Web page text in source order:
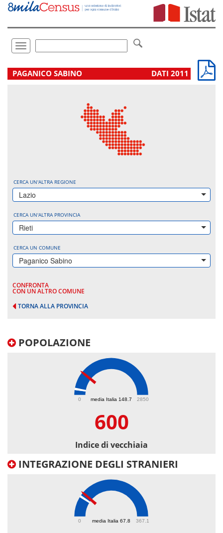
Vai
direttamente
Toggle
navigation
.
PAGANICO SABINO DATI 2011
CERCA UN'ALTRA REGIONE
Lazio
CERCA UN'ALTRA PROVINCIA
Rieti
CERCA UN COMUNE
Paganico Sabino
CONFRONTA
CON UN ALTRO COMUNE
TORNA ALLA PROVINCIA
POPOLAZIONE
media Italia 148.7
0 2850
600
Indice di vecchiaia
INTEGRAZIONE DEGLI STRANIERI
media Italia 67.8
0 367.1